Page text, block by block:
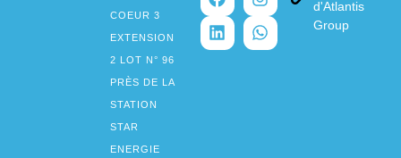
COEUR 3
EXTENSION
2 LOT N° 96
PRÈS DE LA
STATION
STAR
ENERGIE
d'Atlantis
Group